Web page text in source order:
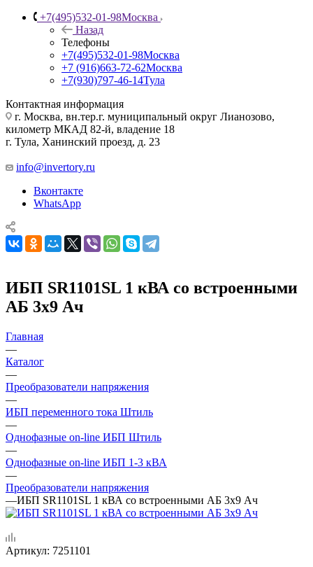
+7(495)532-01-98Москва
Назад
Телефоны
+7(495)532-01-98Москва
+7 (916)663-72-62Москва
+7(930)797-46-14Тула
Контактная информация
г. Москва, вн.тер.г. муниципальный округ Лианозово,
километр МКАД 82-й, владение 18
г. Тула, Ханинский проезд, д. 23
info@invertory.ru
Вконтакте
WhatsApp
ИБП SR1101SL 1 кВА со встроенными
АБ 3х9 Ач
Главная
—
Каталог
—
Преобразователи напряжения
—
ИБП переменного тока Штиль
—
Однофазные on-line ИБП Штиль
—
Однофазные on-line ИБП 1-3 кВА
—
Преобразователи напряжения
—ИБП SR1101SL 1 кВА со встроенными АБ 3х9 Ач
Артикул: 7251101